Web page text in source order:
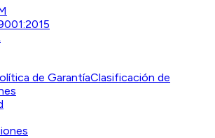
de GarantíaClasificación de